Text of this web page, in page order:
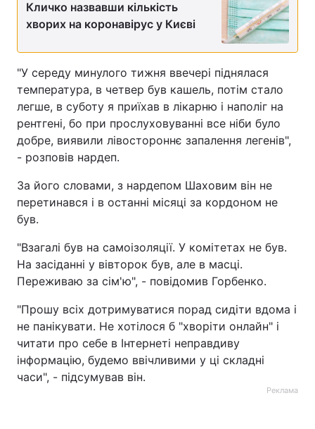
Кличко назвавши кількість
хворих на коронавірус у Києві
"У середу минулого тижня ввечері піднялася
температура, в четвер був кашель, потім стало
легше, в суботу я приїхав в лікарню і наполіг на
рентгені, бо при прослуховуванні все ніби було
добре, виявили лівостороннє запалення легенів",
- розповів нардеп.
За його словами, з нардепом Шаховим він не
перетинався і в останні місяці за кордоном не
був.
"Взагалі був на самоізоляції. У комітетах не був.
На засіданні у вівторок був, але в масці.
Переживаю за сім'ю", - повідомив Горбенко.
"Прошу всіх дотримуватися порад сидіти вдома і
не панікувати. Не хотілося б "хворіти онлайн" і
читати про себе в Інтернеті неправдиву
інформацію, будемо ввічливими у ці складні
часи", - підсумував він.
Реклама